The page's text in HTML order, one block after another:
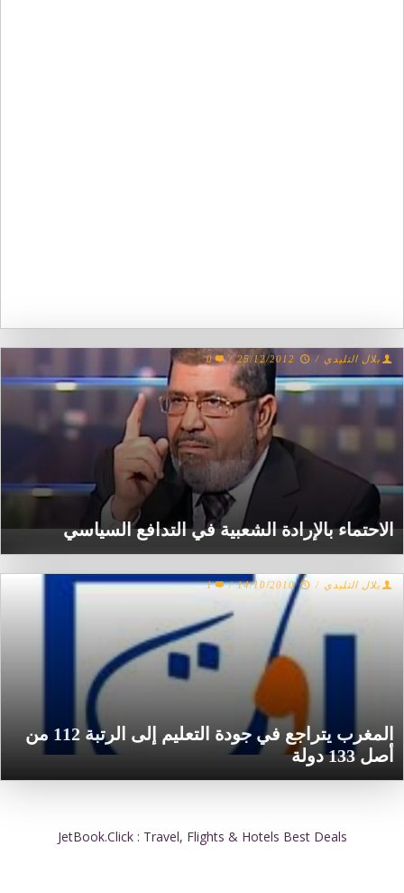
الاحتماء بالإرادة الشعبية في التدافع السياسي‎
بلال التليدي /
25/12/2012
/
0
المغرب يتراجع في جودة التعليم إلى الرتبة 112 من
أصل 133 دولة
بلال التليدي /
14/10/2010
/
1
JetBook.Click : Travel, Flights & Hotels Best Deals